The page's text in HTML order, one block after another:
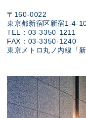
〒160-0022
東京都新宿区新宿1-4-
TEL：03-3350-1211
FAX：03-3350-1240
東京メトロ丸ノ内線「